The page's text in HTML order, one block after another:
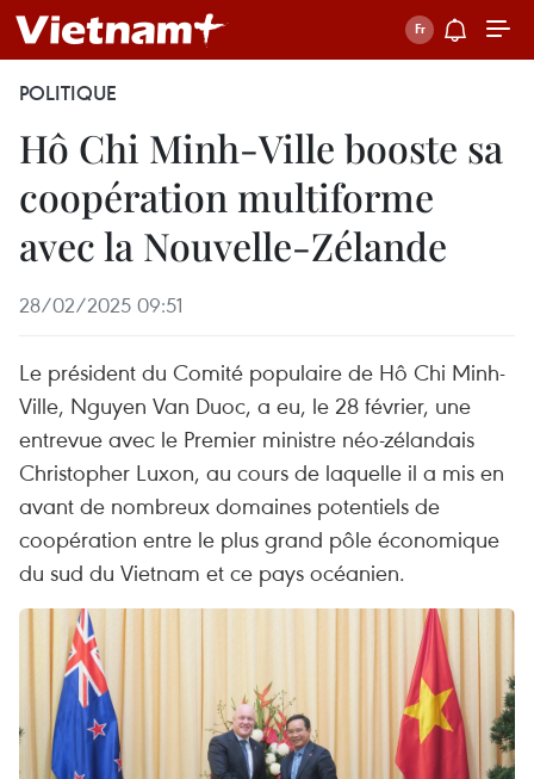
POLITIQUE
Hô Chi Minh-Ville booste sa
coopération multiforme
avec la Nouvelle-Zélande
28/02/2025 09:51
Le président du Comité populaire de Hô Chi Minh-
Ville, Nguyen Van Duoc, a eu, le 28 février, une
entrevue avec le Premier ministre néo-zélandais
Christopher Luxon, au cours de laquelle il a mis en
avant de nombreux domaines potentiels de
coopération entre le plus grand pôle économique
du sud du Vietnam et ce pays océanien.